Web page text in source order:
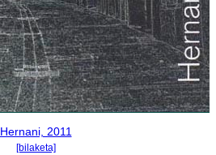
Hernani, 2011
[bilaketa]